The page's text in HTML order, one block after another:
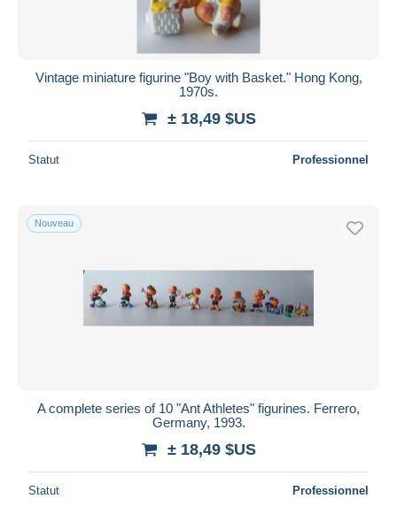
Vintage miniature figurine "Boy with Basket." Hong Kong,
1970s.
± 18,49 $US
Statut Professionnel
Nouveau
A complete series of 10 "Ant Athletes" figurines. Ferrero,
Germany, 1993.
± 18,49 $US
Statut Professionnel